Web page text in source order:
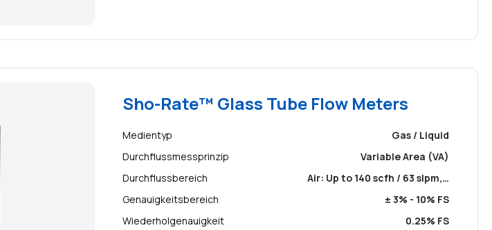
Sho-Rate™ Glass Tube Flow Meters
Medientyp
Gas / Liquid
Durchflussmessprinzip
Variable Area (VA)
Durchflussbereich
Air: Up to 140 scfh / 63 slpm,…
Genauigkeitsbereich
± 3% - 10% FS
Wiederholgenauigkeit
0.25% FS